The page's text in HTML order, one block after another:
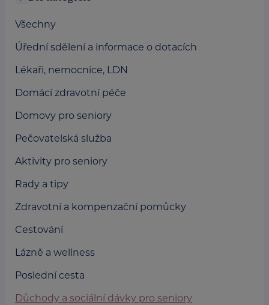
Všechny
Úřední sdělení a informace o dotacích
Lékaři, nemocnice, LDN
Domácí zdravotní péče
Domovy pro seniory
Pečovatelská služba
Aktivity pro seniory
Rady a tipy
Zdravotní a kompenzační pomůcky
Cestování
Lázně a wellness
Poslední cesta
Důchody a sociální dávky pro seniory